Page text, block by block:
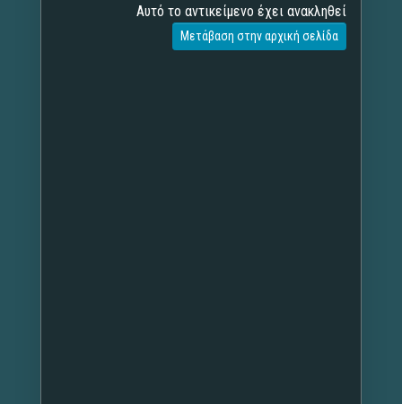
Αυτό το αντικείμενο έχει ανακληθεί
Μετάβαση στην αρχική σελίδα